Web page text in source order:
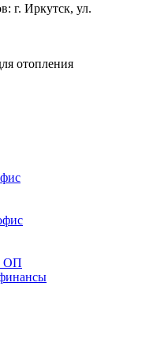
г. Иркутск, ул.
отопления
ОП